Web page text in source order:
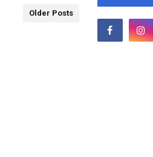
Older Posts